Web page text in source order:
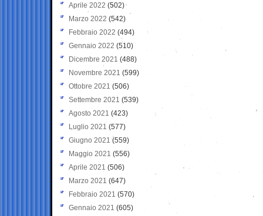
Aprile 2022 (502)
Marzo 2022 (542)
Febbraio 2022 (494)
Gennaio 2022 (510)
Dicembre 2021 (488)
Novembre 2021 (599)
Ottobre 2021 (506)
Settembre 2021 (539)
Agosto 2021 (423)
Luglio 2021 (577)
Giugno 2021(559)
Maggio 2021 (556)
Aprile 2021 (506)
Marzo 2021 (647)
Febbraio 2021 (570)
Gennaio 2021 (605)